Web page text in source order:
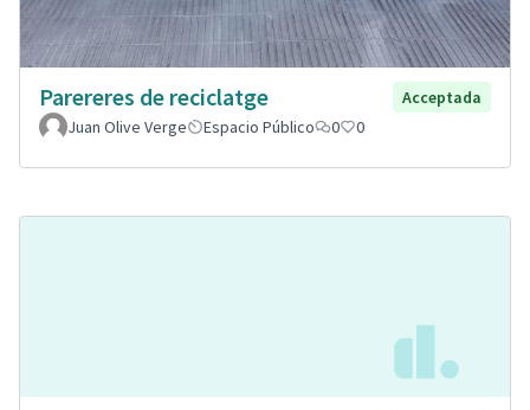
Parereres de reciclatge
Acceptada
Juan Olive Verge
Espacio Público 0 0